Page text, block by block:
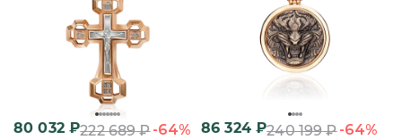
80 032₽222 689₽-64% 86 324₽240 199₽-64%